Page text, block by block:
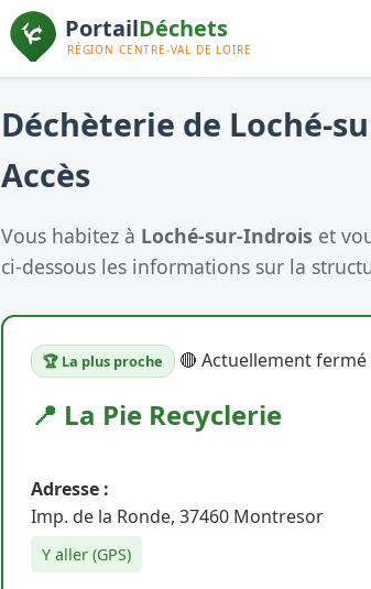
Déchèterie de Loché-
Accès
Vous habitez à Loché-sur-Indrois et
ci-dessous les informations sur la
🏆 La plus proche 🔴 Actuellement fermé
📍 La Pie Recyclerie
Adresse :
Imp. de la Ronde, 37460 Montresor
Y aller (GPS)